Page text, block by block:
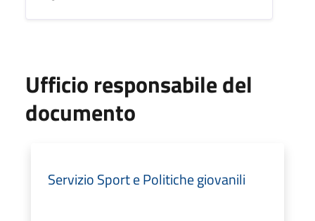
Ufficio responsabile del
documento
Servizio Sport e Politiche giovanili